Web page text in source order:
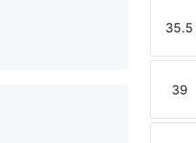
35.5
39